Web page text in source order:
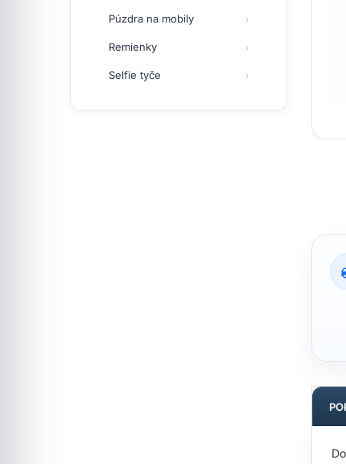
Púzdra na mobily
Remienky
Selfie tyče